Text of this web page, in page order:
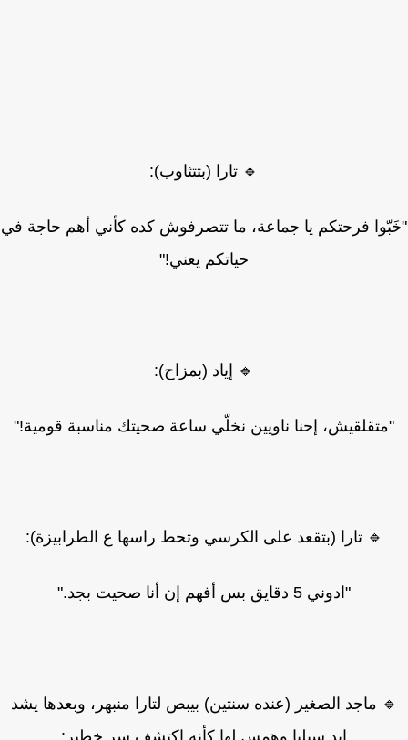
🔹 تارا (بتتثاوب):
فرحتكم يا جماعة، ما تتصرفوش كده كأني أهم حاجة في
حياتكم يعني!"
🔹 إياد (بمزاح):
إحنا ناويين نخلّي ساعة صحيتك مناسبة قومية!"
🔹 تارا (بتقعد على الكرسي وتحط راسها ع الطرابيزة):
"ادوني 5 دقايق بس أفهم إن أنا صحيت بجد."
ماجد الصغير (عنده سنتين) بيبص لتارا منبهر، وبعدها يشد
إيد سيليا وهمس لها كأنه اكتشف سر خطير: